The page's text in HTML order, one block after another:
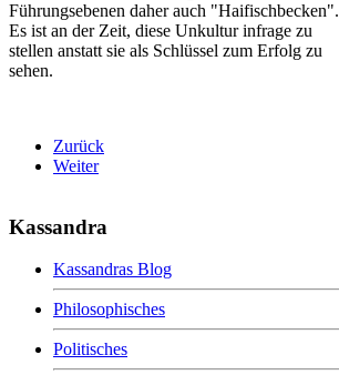
Führungsebenen daher auch "Haifischbecken".
Es ist an der Zeit, diese Unkultur infrage zu
stellen anstatt sie als Schlüssel zum Erfolg zu
sehen.
Zurück
Weiter
Kassandra
Kassandras Blog
Philosophisches
Politisches